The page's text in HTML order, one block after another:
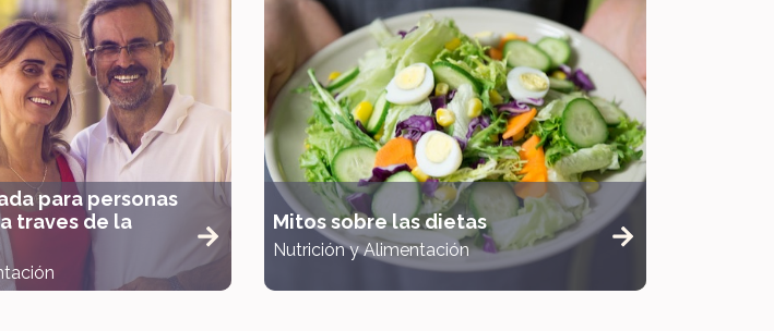
para personas
traves de la
Mitos sobre las dietas
Nutrición y Alimentación